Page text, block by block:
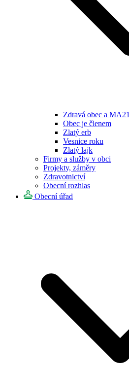
Zdravá obec a MA21
Obec je členem
Zlatý erb
Vesnice roku
Zlatý lajk
Firmy a služby v obci
Projekty, záměry
Zdravotnictví
Obecní rozhlas
Obecní úřad